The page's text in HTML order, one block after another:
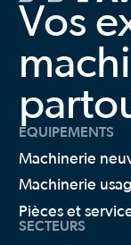
Vos
ÉQUIPEMENTS
Machinerie
Machinerie
Pièces et
SECTEURS